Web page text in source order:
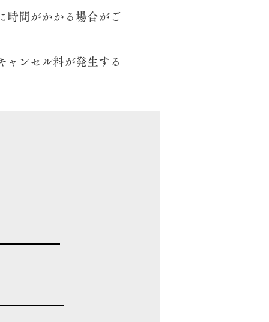
間がかかる場合がご
ャンセル料が発生する